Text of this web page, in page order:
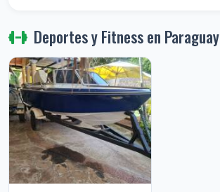
Deportes y Fitness en Paraguay